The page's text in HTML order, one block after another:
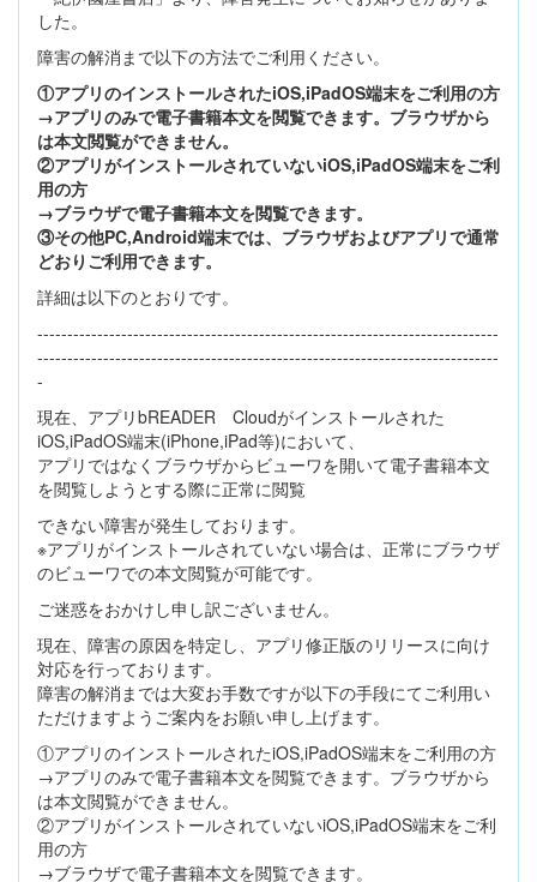
した。
障害の解消まで以下の方法でご利用ください。
①アプリのインストールされたiOS,iPadOS端末をご利用の方
→アプリのみで電子書籍本文を閲覧できます。ブラウザから
は本文閲覧ができません。
②アプリがインストールされていないiOS,iPadOS端末をご利
用の方
→ブラウザで電子書籍本文を閲覧できます。
③その他PC,Android端末では、ブラウザおよびアプリで通常
どおりご利用できます。
詳細は以下のとおりです。
-----------------------------------------------------------------------------
-----------------------------------------------------------------------------
-
現在、アプリbREADER Cloudがインストールされた
iOS,iPadOS端末(iPhone,iPad等)において、
アプリではなくブラウザからビューワを開いて電子書籍本文
を閲覧しようとする際に正常に閲覧
できない障害が発生しております。
※アプリがインストールされていない場合は、正常にブラウザ
のビューワでの本文閲覧が可能です。
ご迷惑をおかけし申し訳ございません。
現在、障害の原因を特定し、アプリ修正版のリリースに向け
対応を行っております。
障害の解消までは大変お手数ですが以下の手段にてご利用い
ただけますようご案内をお願い申し上げます。
①アプリのインストールされたiOS,iPadOS端末をご利用の方
→アプリのみで電子書籍本文を閲覧できます。ブラウザから
は本文閲覧ができません。
②アプリがインストールされていないiOS,iPadOS端末をご利
用の方
→ブラウザで電子書籍本文を閲覧できます。